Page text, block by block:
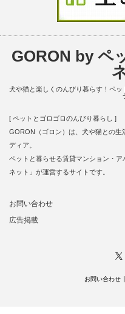
GORON by ペ
犬や猫と楽しくのんびり暮らす！ペ
[ ペットとゴロゴロのんびり暮らし ]
GORON（ゴロン）は、犬や猫との生
ディア。
ペットと暮らせる賃貸マンション・
ネット」が運営するサイトです。
お問い合わせ
広告掲載
お問い合わせ